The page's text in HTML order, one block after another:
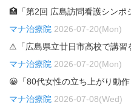
🏥「第2回 広島訪問看護シンポ
マナ治療院 2026-07-20(Mon)
⚠「広島県立廿日市高校で講習
マナ治療院 2026-07-20(Mon)
😀「80代女性の立ち上がり動作
マナ治療院 2026-07-08(Wed)